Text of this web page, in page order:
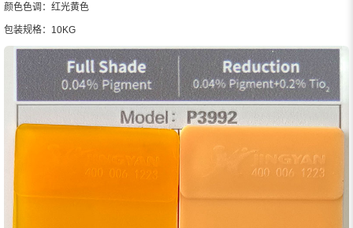
颜色色调：红光黄色
包装规格：10KG